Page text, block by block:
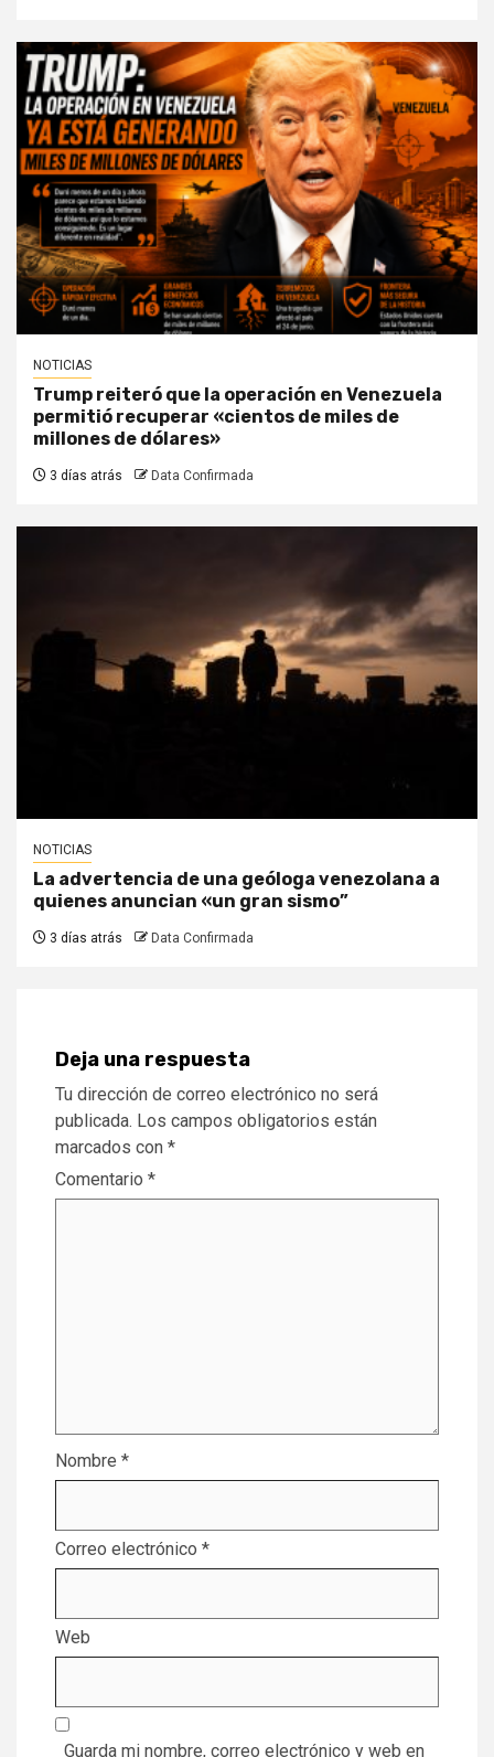
NOTICIAS
Trump reiteró que la operación en Venezuela
permitió recuperar «cientos de miles de
millones de dólares»
3 días atrás Data Confirmada
NOTICIAS
La advertencia de una geóloga venezolana a
quienes anuncian «un gran sismo”
3 días atrás Data Confirmada
Deja una respuesta
Tu dirección de correo electrónico no será
publicada. Los campos obligatorios están
marcados con *
Comentario *
Nombre *
Correo electrónico *
Web
Guarda mi nombre, correo electrónico y web en